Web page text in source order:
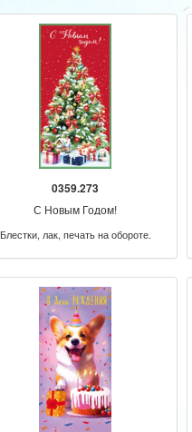
0359.273
С Новым Годом!
Блестки, лак, печать на обороте.